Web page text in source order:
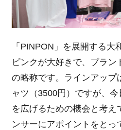
「PINPON」を展開する大
ピンクが大好きで、ブラン
の略称です。ラインアップ
ャツ（3500円）ですが、
を広げるための機会と考え
ンサーにアポイントをとっ